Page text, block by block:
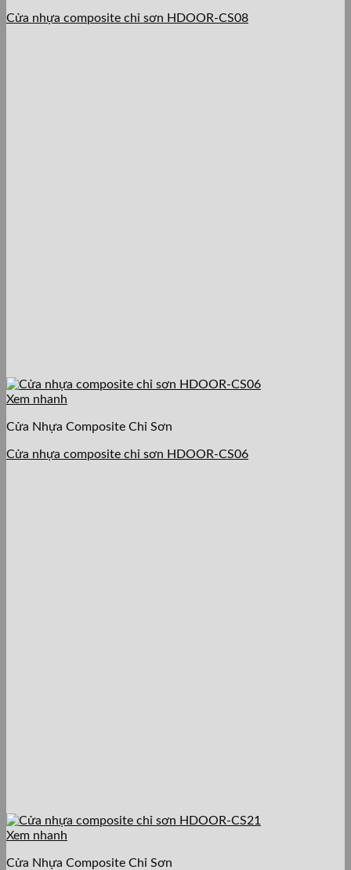
Cửa nhựa composite chỉ sơn HDOOR-CS08
Xem nhanh
Cửa Nhựa Composite Chỉ Sơn
Cửa nhựa composite chỉ sơn HDOOR-CS06
Xem nhanh
Cửa Nhựa Composite Chỉ Sơn